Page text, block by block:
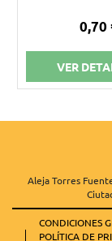
0,70
VER
Aleja Torres
CONDICIONES
POLÍTICA DE